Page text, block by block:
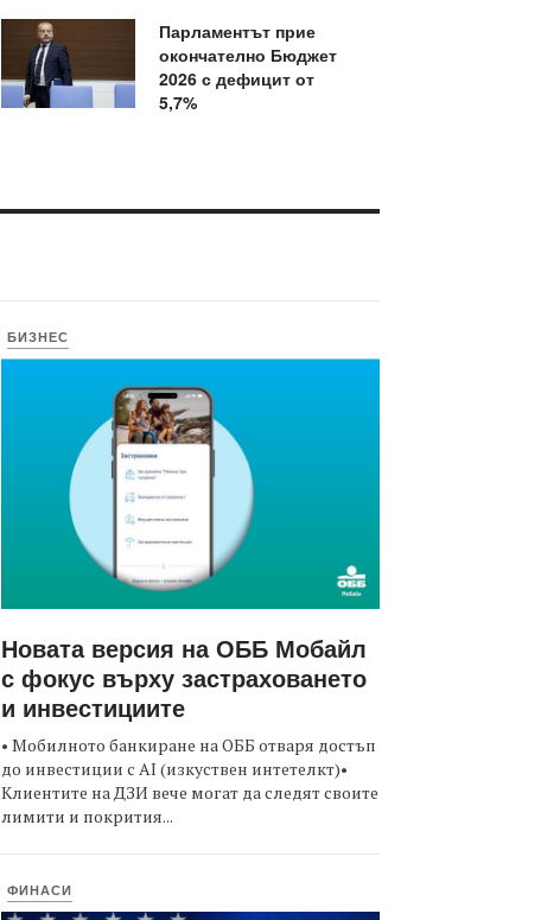
Парламентът прие
окончателно Бюджет
2026 с дефицит от
5,7%
БИЗНЕС
Новата версия на ОББ Мобайл
с фокус върху застраховането
и инвестициите
• Мобилното банкиране на ОББ отваря достъп
до инвестиции с AI (изкуствен интетелкт)•
Клиентите на ДЗИ вече могат да следят своите
лимити и покрития...
ФИНАСИ